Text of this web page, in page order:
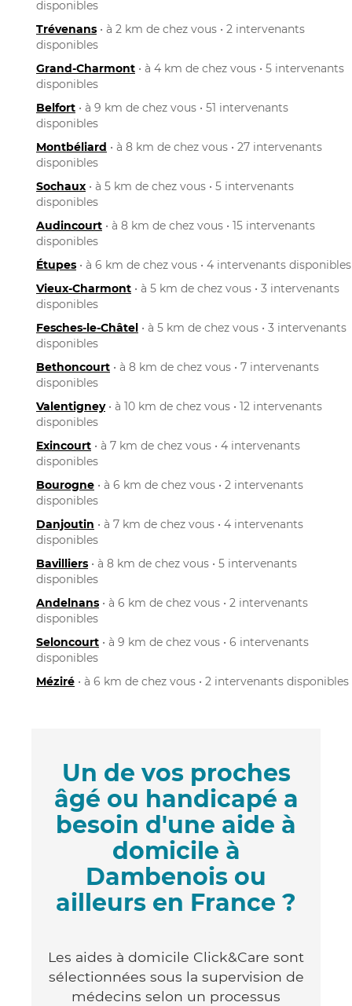
disponibles
Trévenans • à 2 km de chez vous • 2 intervenants
disponibles
Grand-Charmont • à 4 km de chez vous • 5 intervenants
disponibles
Belfort • à 9 km de chez vous • 51 intervenants
disponibles
Montbéliard • à 8 km de chez vous • 27 intervenants
disponibles
Sochaux • à 5 km de chez vous • 5 intervenants
disponibles
Audincourt • à 8 km de chez vous • 15 intervenants
disponibles
Étupes • à 6 km de chez vous • 4 intervenants disponibles
Vieux-Charmont • à 5 km de chez vous • 3 intervenants
disponibles
Fesches-le-Châtel • à 5 km de chez vous • 3 intervenants
disponibles
Bethoncourt • à 8 km de chez vous • 7 intervenants
disponibles
Valentigney• à 10 km de chez vous • 12 intervenants
disponibles
Exincourt • à 7 km de chez vous • 4 intervenants
disponibles
Bourogne • à 6 km de chez vous • 2 intervenants
disponibles
Danjoutin • à 7 km de chez vous • 4 intervenants
disponibles
Bavilliers • à 8 km de chez vous • 5 intervenants
disponibles
Andelnans • à 6 km de chez vous • 2 intervenants
disponibles
Seloncourt • à 9 km de chez vous • 6 intervenants
disponibles
Méziré • à 6 km de chez vous • 2 intervenants disponibles
Un de vos proches
âgé ou handicapé a
besoin d'une aide à
domicile à
Dambenois ou
ailleurs en France ?
Les aides à domicile Click&Care sont
sélectionnées sous la supervision de
médecins selon un processus